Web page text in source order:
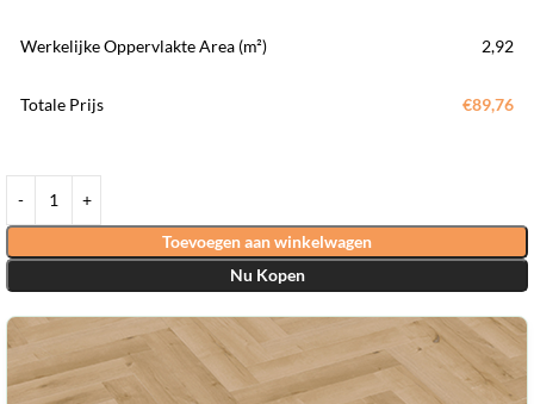
Werkelijke Oppervlakte Area (m²) 2,92
Totale Prijs €89,76
Toevoegen aan winkelwagen
Nu Kopen